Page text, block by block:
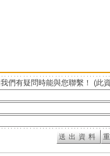
們有疑問時能與您聯繫！ (此